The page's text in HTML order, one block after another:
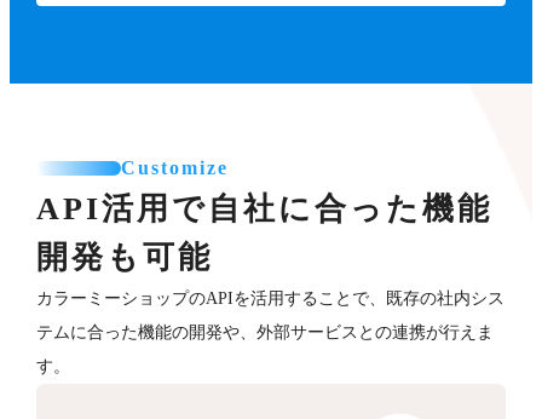
Customize
API活用で自社に合った機能
開発も可能
カラーミーショップのAPIを活用することで、既存の社内シス
テムに合った機能の開発や、外部サービスとの連携が行えま
す。